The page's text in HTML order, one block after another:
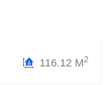
116.12 М2